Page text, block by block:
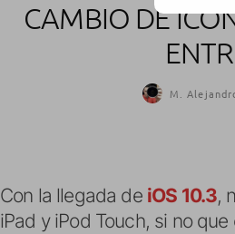
CAMBIO DE
M.
Con la llegada de iOS 10.3,
iPad y iPod Touch, si no que